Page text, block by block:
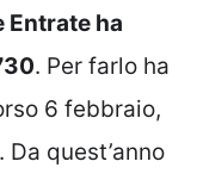
Entrate ha
. Per farlo ha
6 febbraio,
quest’anno